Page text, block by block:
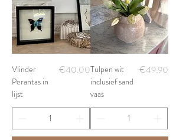
Vlinder
Perantas in
lijst
Price
€40.00Tulpen wit
inclusief sand
vaas
Price
€49.90